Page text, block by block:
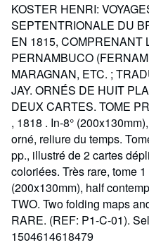
KOSTER HENRI:
SEPTENTRIONALE DU
EN 1815, COMPRENANT
PERNAMBUCO
MARAGNAN, ETC. ;
JAY. ORNÉS DE HUIT
DEUX CARTES. TOME
, 1818 . In-8°
orné, reliure du temps.
pp., illustré de 2 cartes
coloriées. Très rare, tome
(200x130mm), half
TWO. Two folding maps
RARE. (REF: P1-C-01).
1504614618479